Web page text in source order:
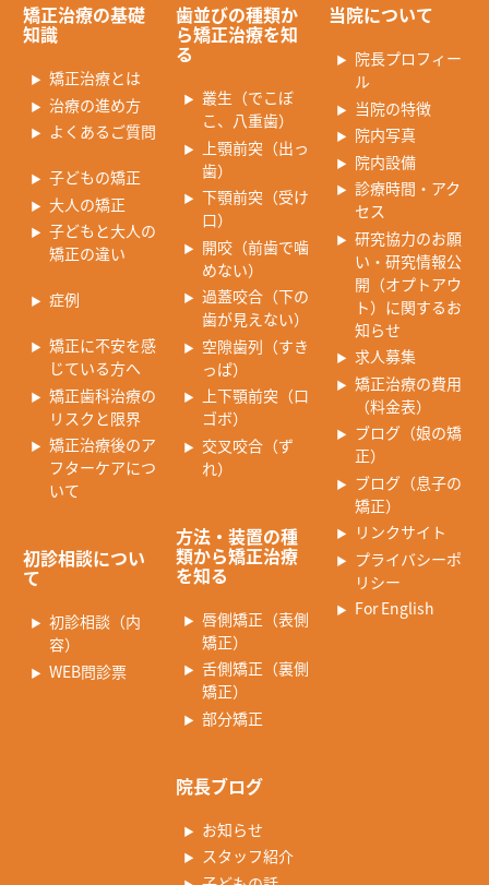
矯正治療の基礎
知識
矯正治療とは
治療の進め方
よくあるご質問
子どもの矯正
大人の矯正
子どもと大人の
矯正の違い
症例
矯正に不安を感
じている方へ
矯正歯科治療の
リスクと限界
矯正治療後のア
フターケアにつ
いて
初診相談につい
て
初診相談（内
容）
WEB問診票
歯並びの種類か
ら矯正治療を知
る
叢生（でこぼ
こ、八重歯）
上顎前突（出っ
歯）
下顎前突（受け
口）
開咬（前歯で噛
めない）
過蓋咬合（下の
歯が見えない）
空隙歯列（すき
っぱ）
上下顎前突（口
ゴボ）
交叉咬合（ず
れ）
方法・装置の種
類から矯正治療
を知る
唇側矯正（表側
矯正）
舌側矯正（裏側
矯正）
部分矯正
院長ブログ
お知らせ
スタッフ紹介
当院について
院長プロフィー
ル
当院の特徴
院内写真
院内設備
診療時間・アク
セス
研究協力のお願
い・研究情報公
開（オプトアウ
ト）に関するお
知らせ
求人募集
矯正治療の費用
（料金表）
ブログ（娘の矯
正）
ブログ（息子の
矯正）
リンクサイト
プライバシーポ
リシー
For English